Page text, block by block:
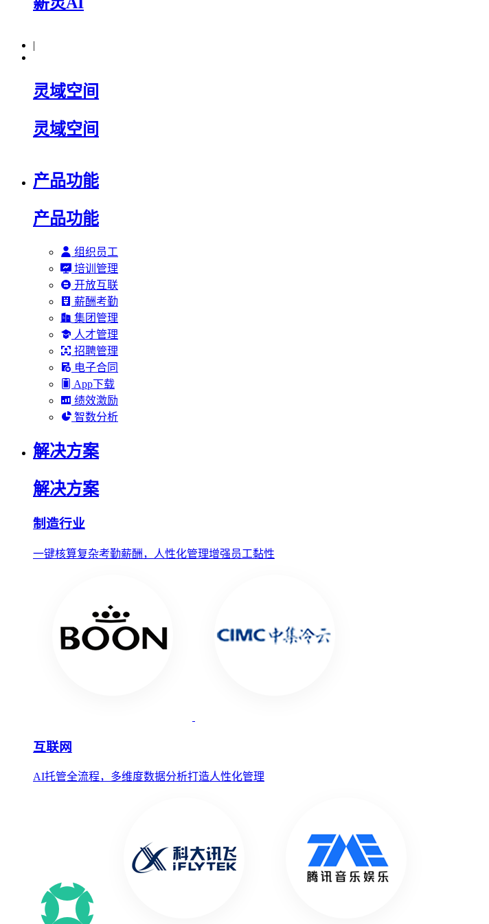
|
灵域空间
灵域空间
产品功能
产品功能
组织员工
培训管理
开放互联
薪酬考勤
集团管理
人才管理
招聘管理
电子合同
App下载
绩效激励
智数分析
解决方案
解决方案
制造行业
一键核算复杂考勤薪酬，人性化管理增强员工黏性
互联网
AI托管全流程，多维度数据分析打造人性化管理